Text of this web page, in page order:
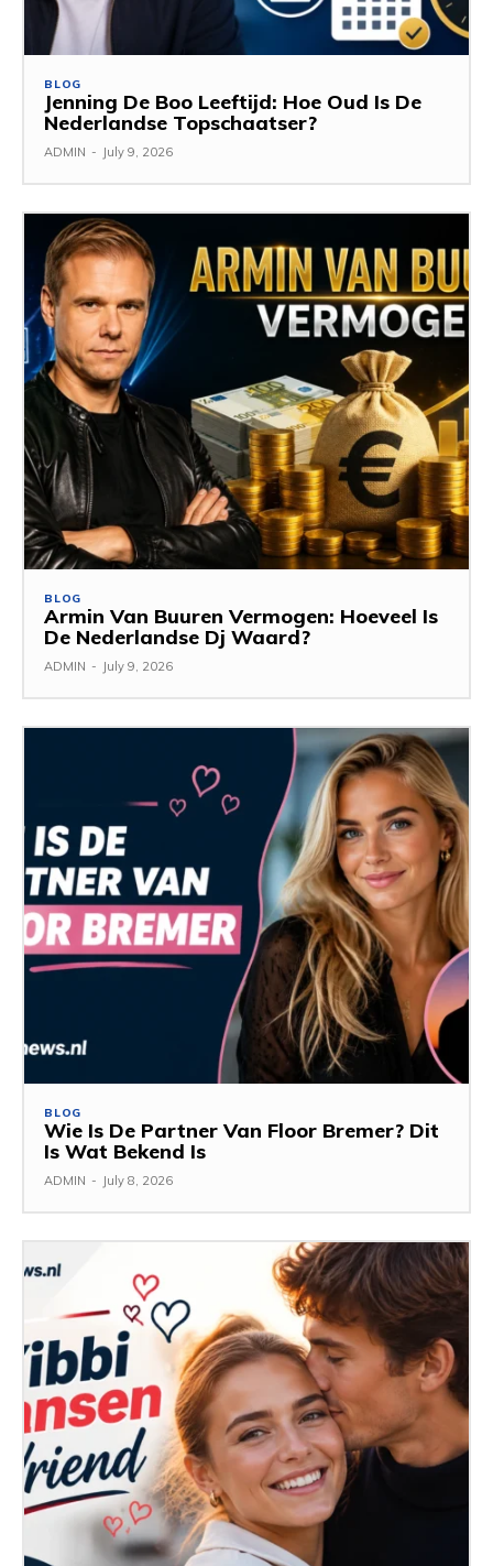
BLOG
Jenning De Boo Leeftijd: Hoe Oud Is De
Nederlandse Topschaatser?
ADMIN - July 9, 2026
BLOG
Armin Van Buuren Vermogen: Hoeveel Is
De Nederlandse Dj Waard?
ADMIN - July 9, 2026
BLOG
Wie Is De Partner Van Floor Bremer? Dit
Is Wat Bekend Is
ADMIN - July 8, 2026